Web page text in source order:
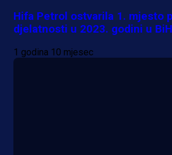
Hifa Petrol ostvarila 1. mjesto
djelatnosti u 2023. godini u BiH
1 godina 10 mjesec